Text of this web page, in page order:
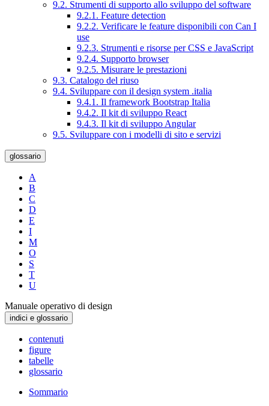
9.2. Strumenti di supporto allo sviluppo del software
9.2.1. Feature detection
9.2.2. Verificare le feature disponibili con Can I
use
9.2.3. Strumenti e risorse per CSS e JavaScript
9.2.4. Supporto browser
9.2.5. Misurare le prestazioni
9.3. Catalogo del riuso
9.4. Sviluppare con il design system .italia
9.4.1. Il framework Bootstrap Italia
9.4.2. Il kit di sviluppo React
9.4.3. Il kit di sviluppo Angular
9.5. Sviluppare con i modelli di sito e servizi
glossario
A
B
C
D
E
I
M
O
S
T
U
Manuale operativo di design
indici e glossario
contenuti
figure
tabelle
glossario
Sommario